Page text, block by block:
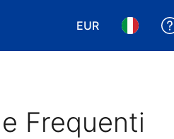
EUR
Scegli la tua
Scegli
Frequenti